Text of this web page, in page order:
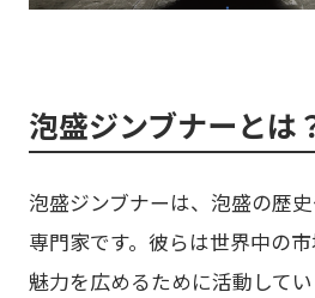
泡盛ジンブナーとは
泡盛ジンブナーは、泡盛の歴
専門家です。彼らは世界中の
魅力を広めるために活動して